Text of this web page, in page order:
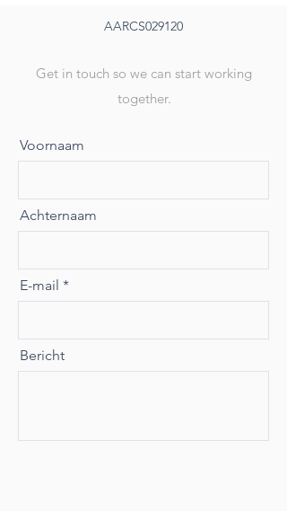
AARCS029120
Get in touch so we can start working
together.
Voornaam
Achternaam
E-mail
Bericht